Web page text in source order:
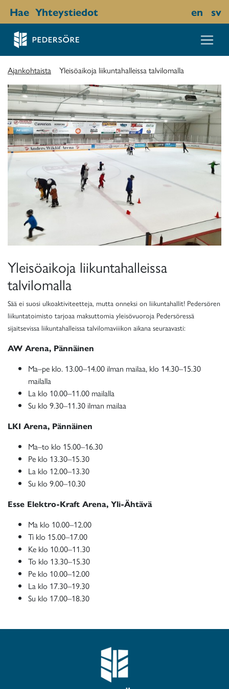
Hae Yhteystiedot en sv
Ajankohtaista Yleisöaikoja liikuntahalleissa talvilomalla
Yleisöaikoja liikuntahalleissa
talvilomalla
Sää ei suosi ulkoaktiviteetteja, mutta onneksi on liikuntahallit! Pedersören
liikuntatoimisto tarjoaa maksuttomia yleisövuoroja Pedersöressä
sijaitsevissa liikuntahalleissa talvilomaviiikon aikana seuraavasti:
AW Arena, Pännäinen
Ma–pe klo. 13.00–14.00 ilman mailaa, klo 14.30–15.30
mailalla
La klo 10.00–11.00 mailalla
Su klo 9.30–11.30 ilman mailaa
LKI Arena, Pännäinen
Ma–to klo 15.00–16.30
Pe klo 13.30–15.30
La klo 12.00–13.30
Su klo 9.00–10.30
Esse Elektro-Kraft Arena, Yli-Ähtävä
Ma klo 10.00–12.00
Ti klo 15.00–17.00
Ke klo 10.00–11.30
To klo 13.30–15.30
Pe klo 10.00–12.00
La klo 17.30–19.30
Su klo 17.00–18.30